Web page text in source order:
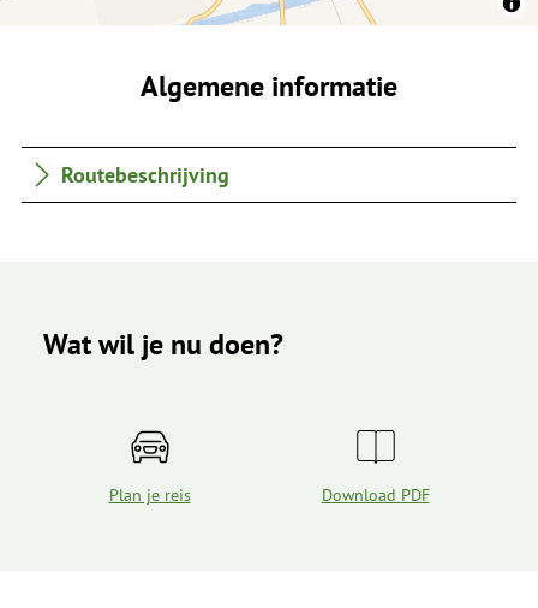
Algemene informatie
Routebeschrijving
Wat wil je nu doen?
Plan je reis Download PDF